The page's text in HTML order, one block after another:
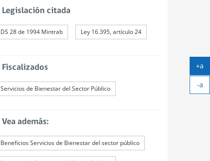
Legislación citada
DS 28 de 1994 Mintrab Ley 16.395, artículo 24
Fiscalizados
Servicios de Bienestar del Sector Público
Vea además:
Beneficios Servicios de Bienestar del sector público
+a
-a